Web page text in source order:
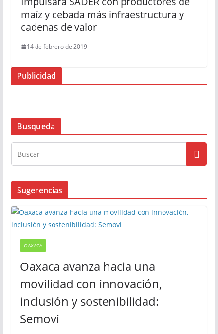
maíz y cebada más infraestructura y
cadenas de valor
14 de febrero de 2019
Publicidad
Busqueda
Sugerencias
OAXACA
Oaxaca avanza hacia una
movilidad con innovación,
inclusión y sostenibilidad:
Semovi